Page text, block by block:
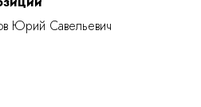
Юрий Савельевич